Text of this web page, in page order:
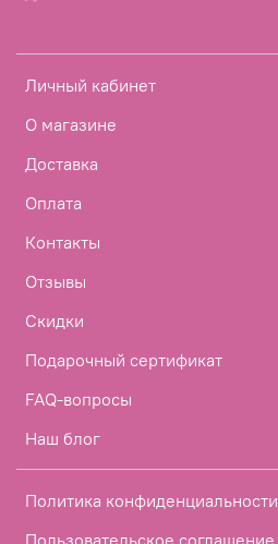
Личный кабинет
О магазине
Доставка
Оплата
Контакты
Отзывы
Скидки
Подарочный сертификат
FAQ-вопросы
Наш блог
Политика конфиденциальности